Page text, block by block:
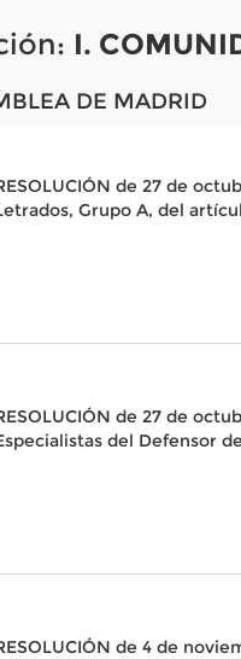
I.
DE MADRID
de 27 de
Grupo A, del
de 27 de
del Defensor
de 4 de